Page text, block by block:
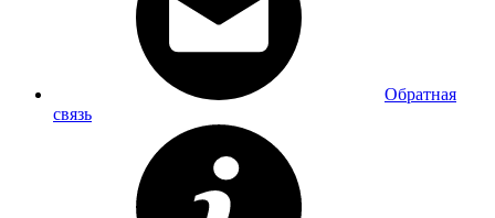
Обратная
связь